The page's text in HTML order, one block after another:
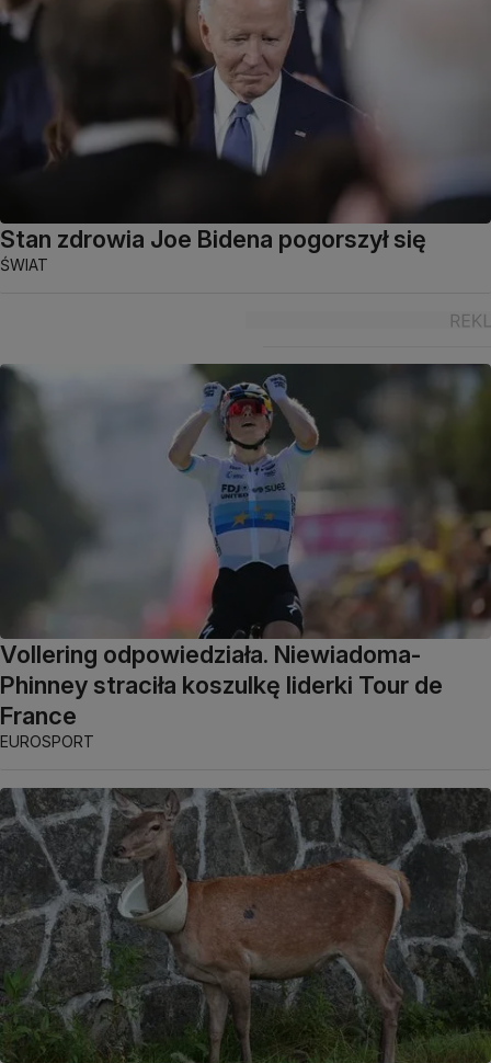
Stan zdrowia Joe Bidena pogorszył się
ŚWIAT
Vollering odpowiedziała. Niewiadoma-
Phinney straciła koszulkę liderki Tour de
France
EUROSPORT